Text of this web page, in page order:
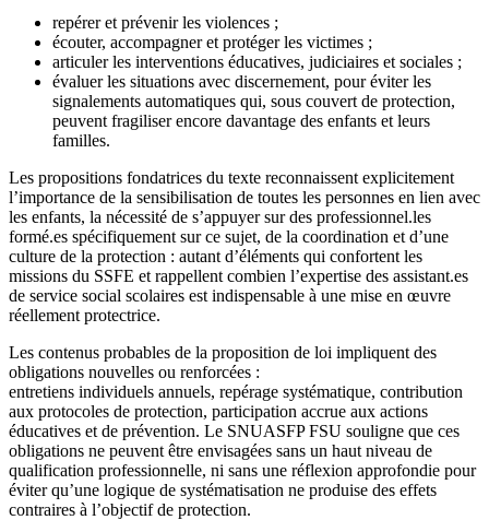
repérer et prévenir les violences ;
écouter, accompagner et protéger les victimes ;
articuler les interventions éducatives, judiciaires et sociales ;
évaluer les situations avec discernement, pour éviter les
signalements automatiques qui, sous couvert de protection,
peuvent fragiliser encore davantage des enfants et leurs
familles.
Les propositions fondatrices du texte reconnaissent explicitement
l’importance de la sensibilisation de toutes les personnes en lien avec
les enfants, la nécessité de s’appuyer sur des professionnel.les
formé.es spécifiquement sur ce sujet, de la coordination et d’une
culture de la protection : autant d’éléments qui confortent les
missions du SSFE et rappellent combien l’expertise des assistant.es
de service social scolaires est indispensable à une mise en œuvre
réellement protectrice.
Les contenus probables de la proposition de loi impliquent des
obligations nouvelles ou renforcées :
entretiens individuels annuels, repérage systématique, contribution
aux protocoles de protection, participation accrue aux actions
éducatives et de prévention. Le SNUASFP FSU souligne que ces
obligations ne peuvent être envisagées sans un haut niveau de
qualification professionnelle, ni sans une réflexion approfondie pour
éviter qu’une logique de systématisation ne produise des effets
contraires à l’objectif de protection.